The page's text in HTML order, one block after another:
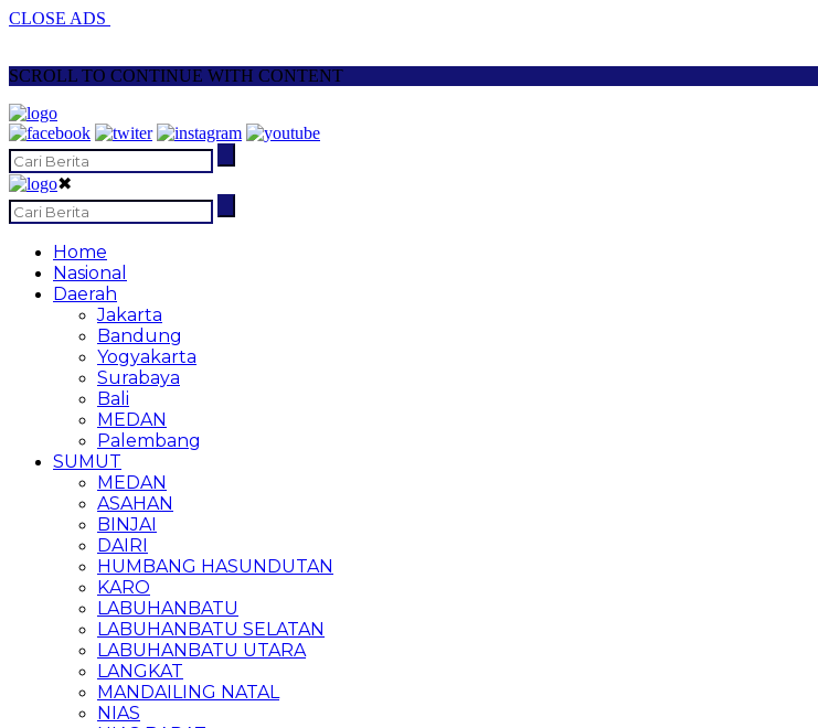
CLOSE ADS
SCROLL TO CONTINUE WITH CONTENT
✖
Home
Nasional
Daerah
Jakarta
Bandung
Yogyakarta
Surabaya
Bali
MEDAN
Palembang
SUMUT
MEDAN
ASAHAN
BINJAI
DAIRI
HUMBANG HASUNDUTAN
KARO
LABUHANBATU
LABUHANBATU SELATAN
LABUHANBATU UTARA
LANGKAT
MANDAILING NATAL
NIAS